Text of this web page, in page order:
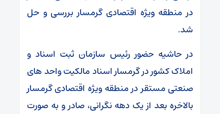
در منطقه ویژه اقتصادی گرمسار بررسی و حل
شد.
در حاشیه حضور رئیس سازمان ثبت اسناد و
املاک کشور در گرمسار اسناد مالکیت واحد های
صنعتی مستقر در منطقه ویژه اقتصادی گرمسار
بالاخره بعد از یک دهه نگرانی، صادر و به صورت